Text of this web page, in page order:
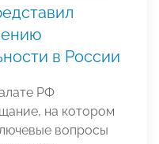
в России
РФ
на котором
вопросы